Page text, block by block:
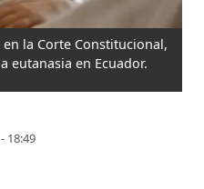
la Corte Constitucional,
eutanasia en Ecuador.
18:49